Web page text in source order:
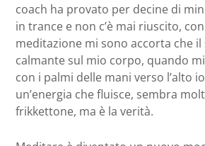
coach ha provato per decine di
in trance e non c’è mai riuscito,
meditazione mi sono accorta che
calmante sul mio corpo, quando
con i palmi delle mani verso l’alto
un’energia che fluisce, sembra
frikkettone, ma è la verità.